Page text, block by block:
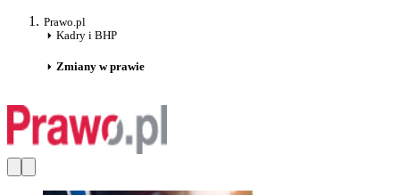
Prawo.pl
Kadry i BHP
Zmiany w prawie